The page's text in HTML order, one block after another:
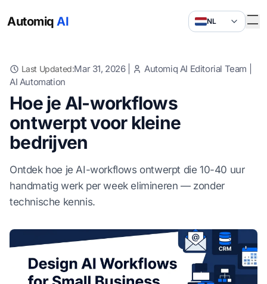
Automiq AI NL
Last Updated:Mar 31, 2026| Automiq AI Editorial Team
AI Automation
Hoe je AI-workflows
ontwerpt voor kleine
bedrijven
Ontdek hoe je AI-workflows ontwerpt die 10-40 uur
handmatig werk per week elimineren — zonder
technische kennis.